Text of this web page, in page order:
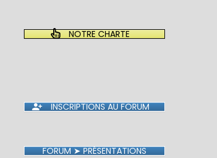
NOTRE CHARTE
INSCRIPTIONS AU FORUM
FORUM ➤ PRÉSENTATIONS